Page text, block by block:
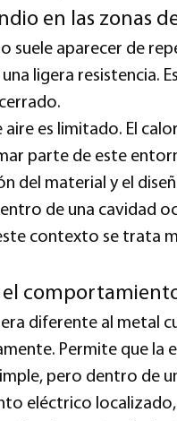
en las zonas
suele aparecer de
ligera resistencia.
es limitado. El
parte de este
del material y el
de una cavidad
contexto se trata
diferente al metal
Permite que la
pero dentro de
eléctrico